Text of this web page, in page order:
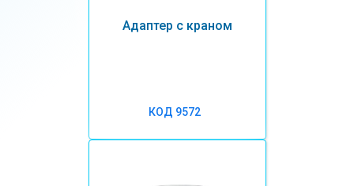
Адаптер с краном
КОД 9572